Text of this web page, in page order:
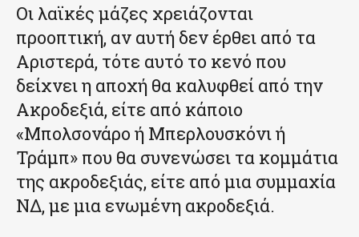
Οι λαϊκές μάζες χρειάζονται
προοπτική, αν αυτή δεν έρθει από τα
Αριστερά, τότε αυτό το κενό που
δείχνει η αποχή θα καλυφθεί από την
Ακροδεξιά, είτε από κάποιο
«Μπολσονάρο ή Μπερλουσκόνι ή
Τράμπ» που θα συνενώσει τα κομμάτια
της ακροδεξιάς, είτε από μια συμμαχία
ΝΔ, με μια ενωμένη ακροδεξιά.